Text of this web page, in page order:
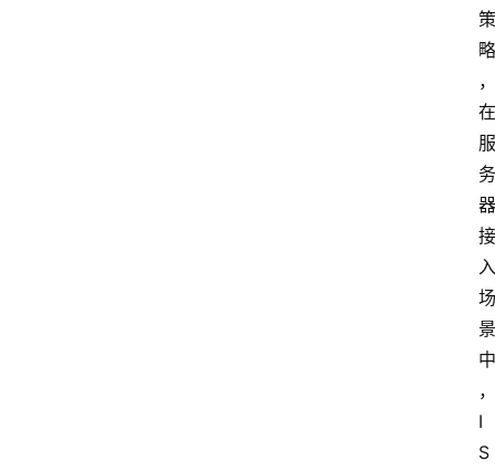
策
略
，
在
服
务
器
接
入
场
景
中
，
I
S